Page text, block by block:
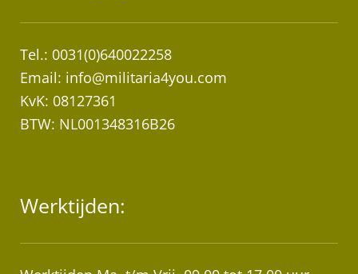
Tel.: 0031(0)640022258
Email: info@militaria4you.com
KvK: 08127361
BTW: NL001348316B26
Werktijden: